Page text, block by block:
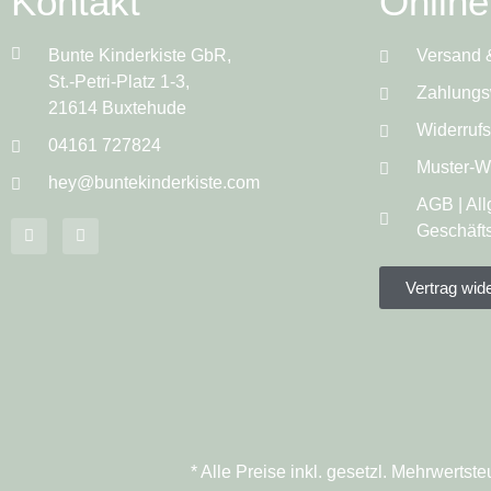
Bunte Kinderkiste GbR,
St.-Petri-Platz 1-3,
21614 Buxtehude
04161 727824
hey@buntekinderkiste.com
Versand
Muster-
AGB |
Vertrag
* Alle Preise inkl. gesetzl.